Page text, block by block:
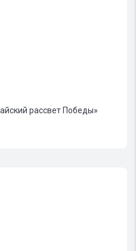
рассвет Победы»